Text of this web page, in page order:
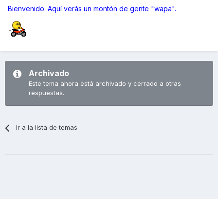
Bienvenido. Aquí verás un montón de gente "wapa".
Archivado
Este tema ahora está archivado y cerrado a otras
respuestas.
Ir a la lista de temas